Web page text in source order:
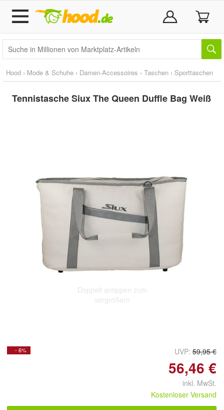
Hood › Mode & Schuhe › Damen-Accessoires › Taschen › Sporttaschen
Tennistasche Siux The Queen Duffle Bag Weiß
Doppelt antippen zum
vergrößern
- 6% UVP: 59,95 €
56,46 €
inkl. MwSt.
Kostenloser Versand